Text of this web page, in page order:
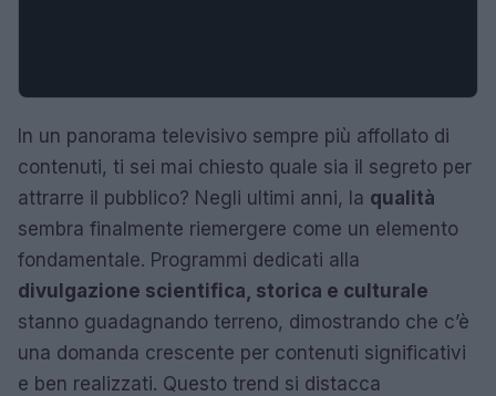
In un panorama televisivo sempre più affollato di
contenuti, ti sei mai chiesto quale sia il segreto per
attrarre il pubblico? Negli ultimi anni, la qualità
sembra finalmente riemergere come un elemento
fondamentale. Programmi dedicati alla
divulgazione scientifica, storica e culturale
stanno guadagnando terreno, dimostrando che c’è
una domanda crescente per contenuti significativi
e ben realizzati. Questo trend si distacca